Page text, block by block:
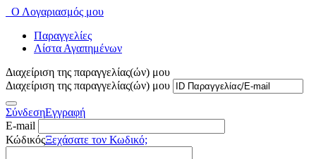
Ο Λογαριασμός μου
Παραγγελίες
Λίστα Αγαπημένων
Διαχείριση της παραγγελίας(ών) μου
Διαχείριση της παραγγελίας(ών) μου
ΣύνδεσηΕγγραφή
E-mail
ΚώδικόςΞεχάσατε τον Κωδικό;